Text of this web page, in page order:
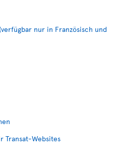
nur in Französisch und
Transat-Websites